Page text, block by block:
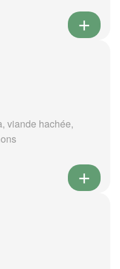
viande hachée,